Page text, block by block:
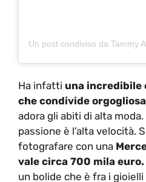
Ha infatti una incredibile
che condivide
adora gli abiti di alta moda.
passione è l’alta velocità.
fotografare con una
vale circa 700 mila euro.
un bolide che è fra i